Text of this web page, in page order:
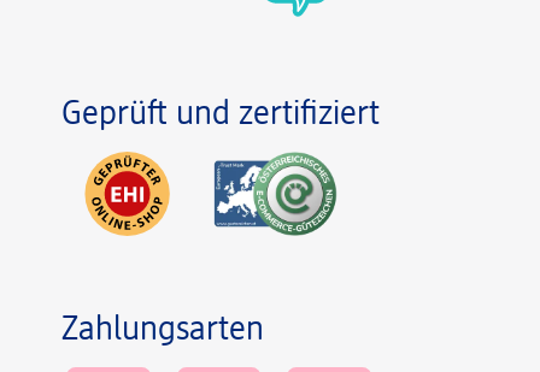
Geprüft und zertifiziert
Zahlungsarten